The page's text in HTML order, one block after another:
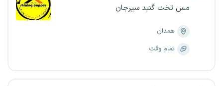
مس تخت گنبد سیرجان
همدان
تمام وقت